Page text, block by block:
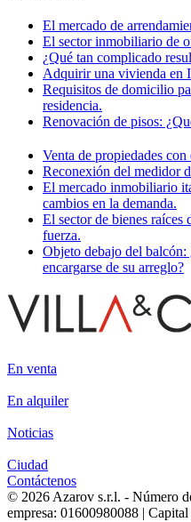
El mercado de
El sector inmobiliario de
¿Qué tan complicado
Adquirir una vivienda en
Requisitos de domicilio
residencia.
Renovación de pisos:
Venta de propiedades con
Reconexión del medidor
El mercado inmobiliario
cambios en la demanda.
El sector de bienes raíces
fuerza.
Objeto debajo del balcón:
encargarse de su arreglo?
En venta
En alquiler
Noticias
Ciudad
Contáctenos
© 2026 Azarov s.r.l. - Número
empresa: 01600980088 |